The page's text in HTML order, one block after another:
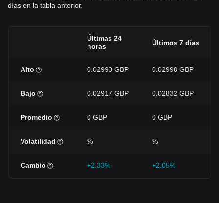
días en la tabla anterior.
Últimas 24
horas
Últimos 7 días
Alto 0.02990 GBP 0.02998 GBP
Bajo 0.02917 GBP 0.02832 GBP
Promedio 0 GBP 0 GBP
Volatilidad % %
Cambio +2.33% +2.05%